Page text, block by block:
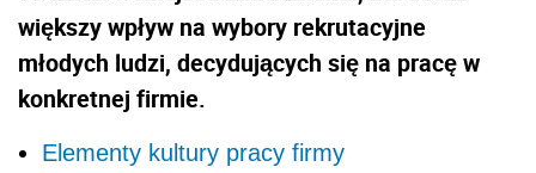
większy wpływ na wybory rekrutacyjne
młodych ludzi, decydujących się na pracę w
konkretnej firmie.
Elementy kultury pracy firmy